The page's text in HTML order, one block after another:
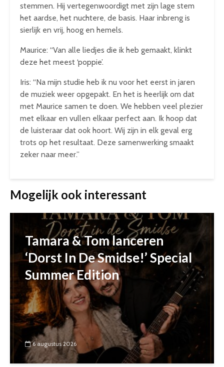
stemmen. Hij vertegenwoordigt met zijn lage stem
het aardse, het nuchtere, de basis. Haar inbreng is
sierlijk en vrij, hoog en hemels.
Maurice: “Van alle liedjes die ik heb gemaakt, klinkt
deze het meest ‘poppie’.
Iris: “Na mijn studie heb ik nu voor het eerst in jaren
de muziek weer opgepakt. En het is heerlijk om dat
met Maurice samen te doen. We hebben veel plezier
met elkaar en vullen elkaar perfect aan. Ik hoop dat
de luisteraar dat ook hoort. Wij zijn in elk geval erg
trots op het resultaat. Deze samenwerking smaakt
zeker naar meer.”
Mogelijk ook interessant
Tamara & Tom lanceren
‘Dorst In De Smidse!’ Special
Summer Edition
6 augustus 2026